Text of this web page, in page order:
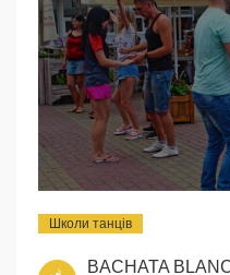
Школи танців
BACHATA